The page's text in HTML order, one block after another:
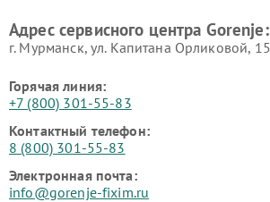
Адрес сервисного центра Gorenje:
г. Мурманск, ул. Капитана Орликовой, 15
Горячая линия:
+7 (800) 301-55-83
Контактный телефон:
8 (800) 301-55-83
Электронная почта:
info@gorenje-fixim.ru